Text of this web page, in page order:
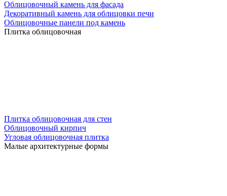
Облицовочный камень для фасада
Декоративный камень для облицовки печи
Облицовочные панели под камень
Плитка облицовочная
Плитка облицовочная для стен
Облицовочный кирпич
Угловая облицовочная плитка
Малые архитектурные формы